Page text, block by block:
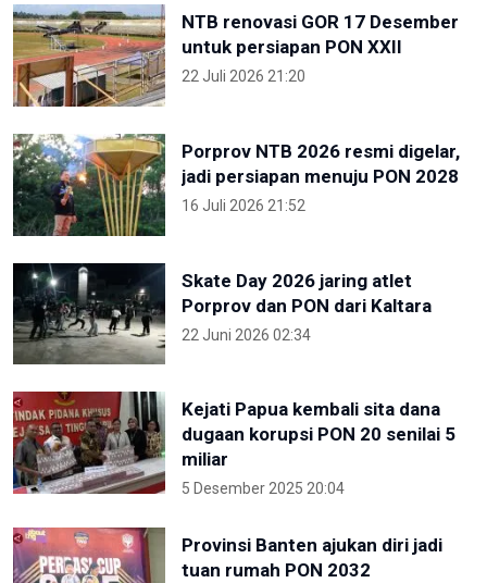
NTB renovasi GOR 17 Desember
untuk persiapan PON XXII
22 Juli 2026 21:20
Porprov NTB 2026 resmi digelar,
jadi persiapan menuju PON 2028
16 Juli 2026 21:52
Skate Day 2026 jaring atlet
Porprov dan PON dari Kaltara
22 Juni 2026 02:34
Kejati Papua kembali sita dana
dugaan korupsi PON 20 senilai 5
miliar
5 Desember 2025 20:04
Provinsi Banten ajukan diri jadi
tuan rumah PON 2032